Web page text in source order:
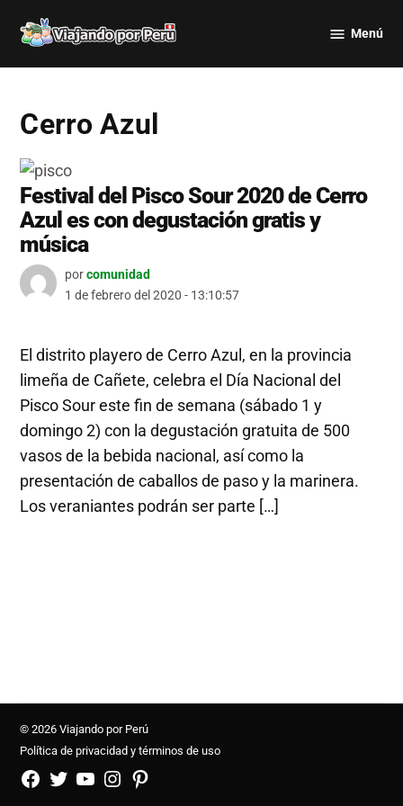
por Perú
Menú
Cerro Azul
Festival del Pisco Sour 2020 de Cerro
Azul es con degustación gratis y
música
porcomunidad
1 de febrero del 2020 - 13:10:57
El distrito playero de Cerro Azul, en la provincia
limeña de Cañete, celebra el Día Nacional del
Pisco Sour este fin de semana (sábado 1 y
domingo 2) con la degustación gratuita de 500
vasos de la bebida nacional, así como la
presentación de caballos de paso y la marinera.
Los veraniantes podrán ser parte […]
© 2026 Viajando por Perú
Política de privacidad y términos de uso
FB
TW YouTubeInstagramPinterest